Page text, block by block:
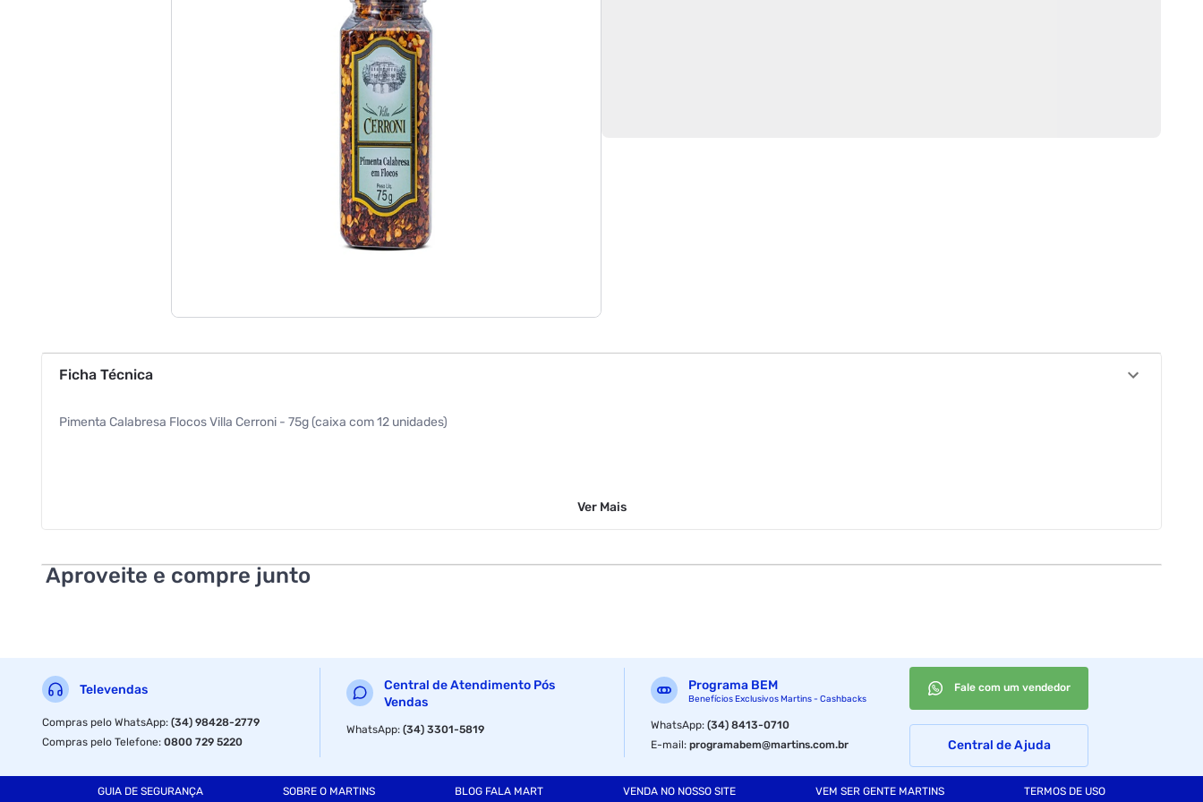
Ficha Técnica
Pimenta Calabresa Flocos Villa Cerroni - 75g (caixa com 12 unidades)
Ver Mais
Aproveite e compre junto
Televendas
Compras pelo WhatsApp:(34) 98428-2779
Compras pelo Telefone:0800 729 5220
Central de Atendimento Pós
Vendas
WhatsApp:(34) 3301-5819
Programa BEM
Benefícios Exclusivos Martins - Cashbacks
WhatsApp:(34) 8413-0710
E-mail:programabem@martins.com.br
Fale com um vendedor
Central de Ajuda
GUIA DE SEGURANÇA SOBRE O MARTINS BLOG FALA MART VENDA NO NOSSO SITE VEM SER GENTE MARTINS TERMOS DE USO